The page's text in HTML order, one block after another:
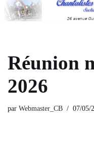
Réunion
2026
par Webmaster_CB 07/05/